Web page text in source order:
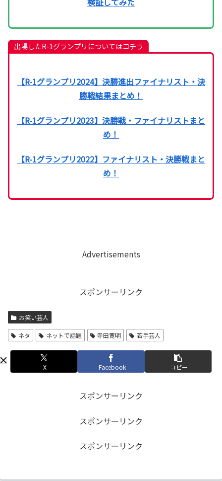
出場したR-1グランプリについてはコチラ
【R-1グランプリ2024】決勝進出ファイナリスト・決
勝戦結果まとめ！
【R-1グランプリ2023】決勝戦・ファイナリストまと
め！
【R-1グランプリ2022】ファイナリスト・決勝戦まと
め！
Advertisements
スポンサーリンク
お笑い芸人
ネタ ネットで話題 寺田寛明 若手芸人
X Facebook コピー
スポンサーリンク
スポンサーリンク
スポンサーリンク